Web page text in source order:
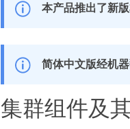
本产品推出了新版
简体中文版经机
集群组件及